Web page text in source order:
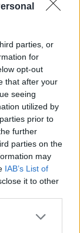
parties, or
for
opt-out
that after your
seeing
utilized by
prior to
further
parties on the
may
IAB’s List of
it to other
more Google
w haśle?
słownika.